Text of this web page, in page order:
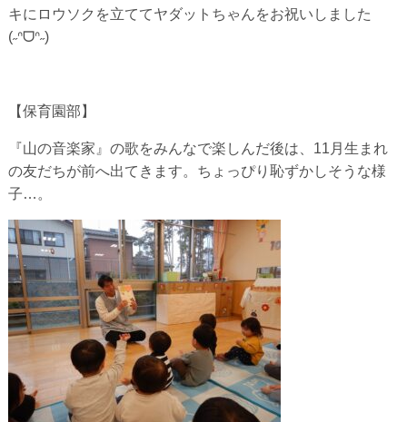
キにロ ウソクを立ててヤダットちゃんをお祝いしました
(˶ᐢᗜᐢ˶)
【保育園部】
『山の音楽家』の歌をみんなで楽しんだ後は、11月生まれ
の友だちが前へ出てきます。ちょっぴり恥ずかしそうな様
子…。